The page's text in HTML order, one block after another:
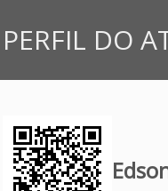
PERFIL DO